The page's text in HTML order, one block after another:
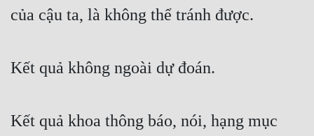
của cậu ta, là không thể tránh được.
Kết quả không ngoài dự đoán.
Kết quả khoa thông báo, nói, hạng mục